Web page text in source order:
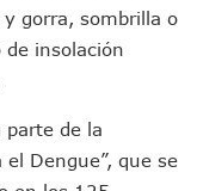
De Allende Para
Juan Carlos Castro
De La UMF No. 170 En
En Colonias De Puerto
Su Construcción En Puerto
gorra, sombrilla o
insolación
parte de la
Dengue”, que se